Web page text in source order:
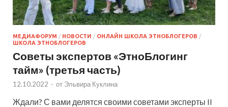
МЕДИАФОРУМ / НОВОСТИ / ОНЛАЙН ШКОЛА ЭТНОБЛОГЕРОВ /
ШКОЛА ЭТНОБЛОГЕРОВ
Советы экспертов «ЭтноБлогинг
тайм» (третья часть)
12.10.2022 - от Эльвира Куклина
Ждали? С вами делятся своими советами эксперты II